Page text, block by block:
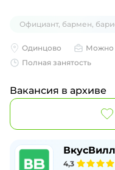
Официант, бармен,
Одинцово Можно
Полная занятость
Вакансия в архиве
ВкусВилл
4,3